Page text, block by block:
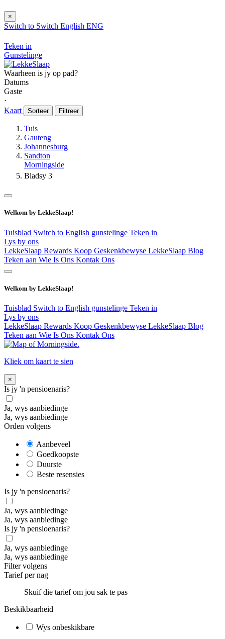
×
Switch to Switch English ENG
Teken in
Gunstelinge
Waarheen is jy op pad?
Datums
Gaste
⋅
Kaart
Sorteer Filtreer
Tuis
Gauteng
Johannesburg
Sandton
Morningside
Bladsy 3
Welkom by LekkeSlaap!
Tuisblad Switch to English gunstelinge Teken in
Lys by ons
LekkeSlaap Rewards Koop Geskenkbewyse LekkeSlaap Blog
Teken aan Wie Is Ons Kontak Ons
Welkom by LekkeSlaap!
Tuisblad Switch to English gunstelinge Teken in
Lys by ons
LekkeSlaap Rewards Koop Geskenkbewyse LekkeSlaap Blog
Teken aan Wie Is Ons Kontak Ons
Kliek om kaart te sien
×
Is jy 'n pensioenaris?
Ja, wys aanbiedinge
Ja, wys aanbiedinge
Orden volgens
Aanbeveel
Goedkoopste
Duurste
Beste resensies
Is jy 'n pensioenaris?
Ja, wys aanbiedinge
Ja, wys aanbiedinge
Is jy 'n pensioenaris?
Ja, wys aanbiedinge
Ja, wys aanbiedinge
Filter volgens
Tarief per nag
Skuif die tarief om jou sak te pas
Beskikbaarheid
Wys onbeskikbare